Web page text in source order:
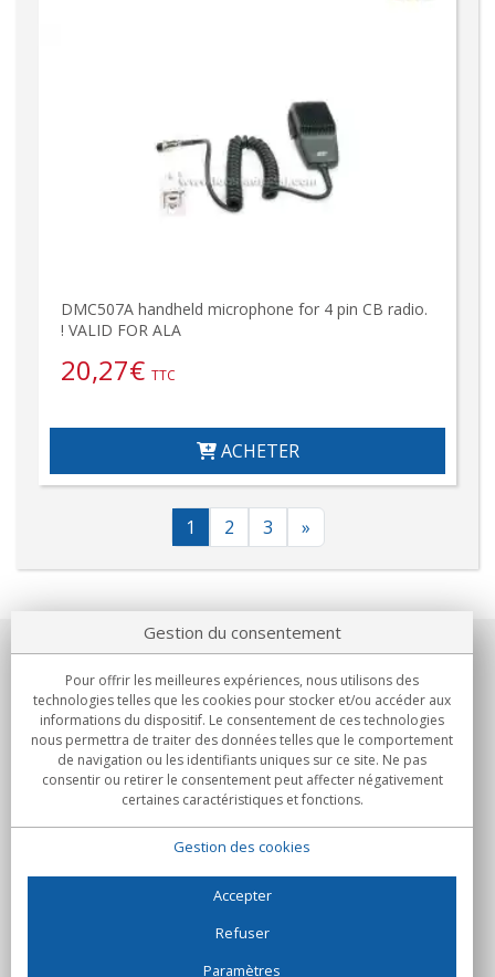
DMC507A handheld microphone for 4 pin CB radio.
! VALID FOR ALA
20,27€ TTC
ACHETER
1 2 3 »
Notre société
Engagements
Achats
Gestion du consentement
Pour offrir les meilleures expériences, nous utilisons des
technologies telles que les cookies pour stocker et/ou accéder aux
informations du dispositif. Le consentement de ces technologies
nous permettra de traiter des données telles que le comportement
de navigation ou les identifiants uniques sur ce site. Ne pas
consentir ou retirer le consentement peut affecter négativement
certaines caractéristiques et fonctions.
Gestion des cookies
Accepter
Refuser
Paramètres